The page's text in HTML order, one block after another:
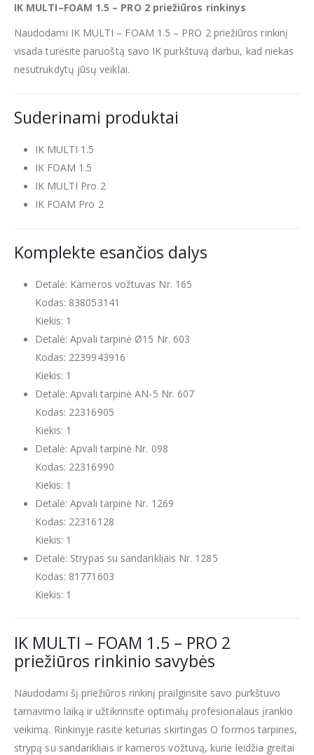
IK MULTI–FOAM 1.5 – PRO 2 priežiūros rinkinys
Naudodami IK MULTI – FOAM 1.5 – PRO 2 priežiūros rinkinį
visada turėsite paruoštą savo IK purkštuvą darbui, kad niekas
nesutrukdytų jūsų veiklai.
Suderinami produktai
IK MULTI 1.5
IK FOAM 1.5
IK MULTI Pro 2
IK FOAM Pro 2
Komplekte esančios dalys
Detalė: Kameros vožtuvas Nr. 165
Kodas: 838053141
Kiekis: 1
Detalė: Apvali tarpinė Ø15 Nr. 603
Kodas: 2239943916
Kiekis: 1
Detalė: Apvali tarpinė AN-5 Nr. 607
Kodas: 22316905
Kiekis: 1
Detalė: Apvali tarpinė Nr. 098
Kodas: 22316990
Kiekis: 1
Detalė: Apvali tarpinė Nr. 1269
Kodas: 22316128
Kiekis: 1
Detalė: Strypas su sandarikliais Nr. 1285
Kodas: 81771603
Kiekis: 1
IK MULTI – FOAM 1.5 – PRO 2
priežiūros rinkinio savybės
Naudodami šį priežiūros rinkinį prailginsite savo purkštuvo
tarnavimo laiką ir užtikrinsite optimalų profesionalaus įrankio
veikimą. Rinkinyje rasite keturias skirtingas O formos tarpines,
strypą su sandarikliais ir kameros vožtuvą, kurie leidžia greitai